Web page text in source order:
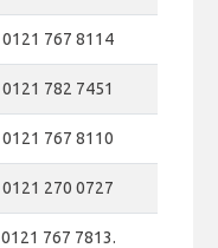
0121 767 8114
0121 782 7451
0121 767 8110
0121 270 0727
0121 767 7813.